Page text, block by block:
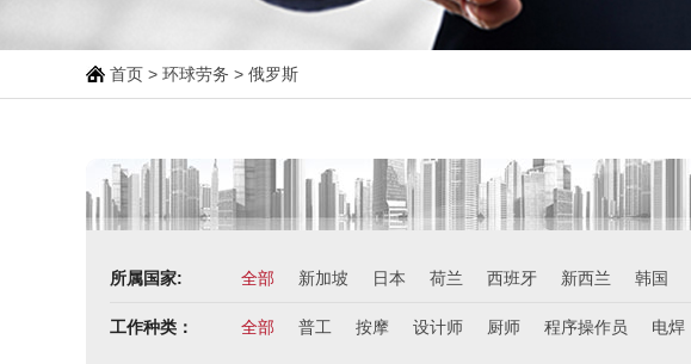
首页 > 环球劳务 > 俄罗斯
所属国家: 全部 新加坡 日本 荷兰 西班牙 新西兰 韩国
工作种类： 全部 普工 按摩 设计师 厨师 程序操作员 电焊